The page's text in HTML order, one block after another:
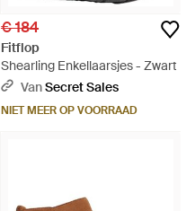
€ 184
Fitflop
Shearling Enkellaarsjes - Zwart
VanSecret Sales
NIET MEER OP VOORRAAD